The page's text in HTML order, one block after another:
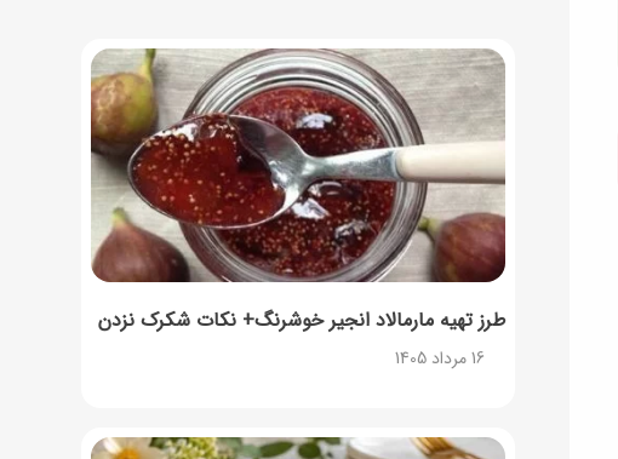
طرز تهیه مارمالاد انجیر خوشرنگ+ نکات شکرک نزدن
16 مرداد 1405